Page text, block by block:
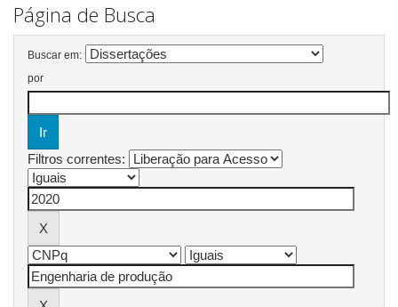
Página de Busca
Buscar em:
por
Filtros correntes: